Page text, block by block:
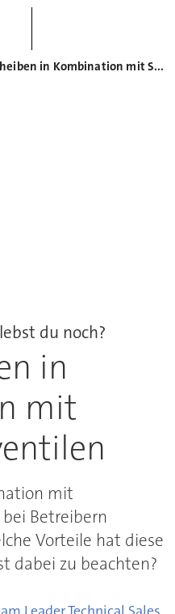
Berstscheiben in Kombination mit Sicherheitsventilen
du noch?
in
mit
mit
Betreibern
Vorteile hat diese
dabei zu beachten?